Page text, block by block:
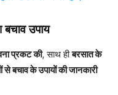
उपाय
प्रकट की, साथ हीबरसात के
बचाव के उपायों की जानकारी